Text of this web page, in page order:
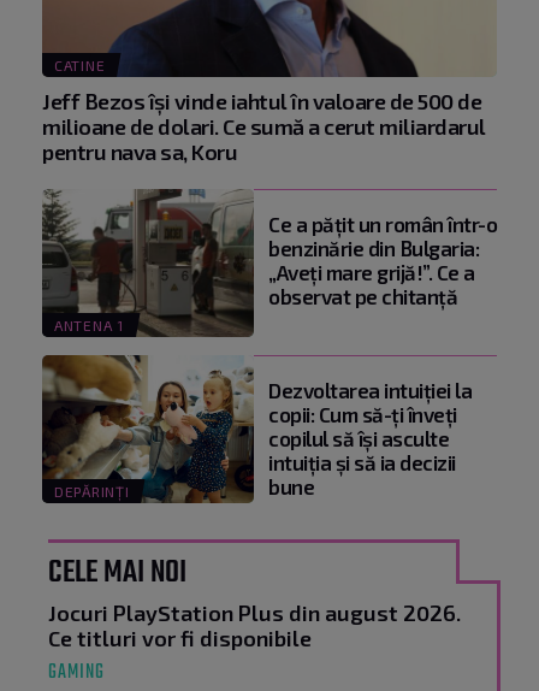
CATINE
Jeff Bezos își vinde iahtul în valoare de 500 de
milioane de dolari. Ce sumă a cerut miliardarul
pentru nava sa, Koru
ANTENA 1
Ce a pățit un român într-o
benzinărie din Bulgaria:
„Aveți mare grijă!”. Ce a
observat pe chitanță
DEPĂRINȚI
Dezvoltarea intuiției la
copii: Cum să-ți înveți
copilul să își asculte
intuiția și să ia decizii
bune
CELE MAI NOI
Jocuri PlayStation Plus din august 2026.
Ce titluri vor fi disponibile
GAMING